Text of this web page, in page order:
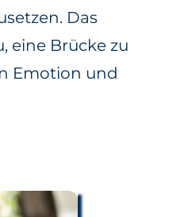
Das
eine Brücke zu
Emotion und